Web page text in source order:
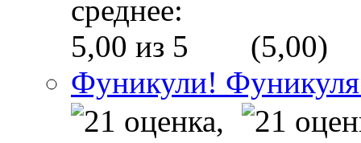
(5,00)
Фуникули!